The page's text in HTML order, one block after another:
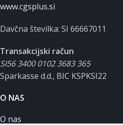
www.cgsplus.si
Davčna številka: SI 66667011
Transakcijski račun
SI56 3400 0102 3683 365
Sparkasse d.d., BIC KSPKSI22
O NAS
O nas